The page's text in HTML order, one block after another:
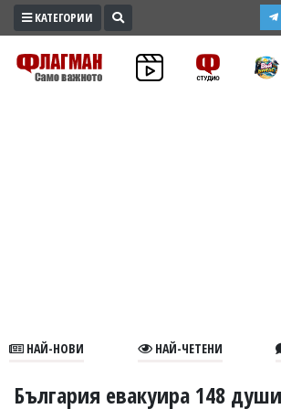
ПРОМО
ЗОНА
В
КАТЕГОРИИ
НАЙ-НОВИ НАЙ-ЧЕТЕНИ
България евакуира 148